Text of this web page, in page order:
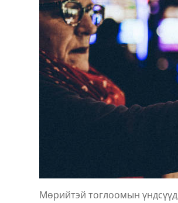
Мөрийтэй тоглоомын